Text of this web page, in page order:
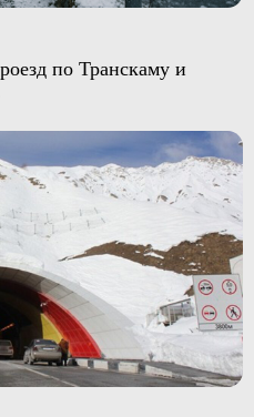
по Транскаму и